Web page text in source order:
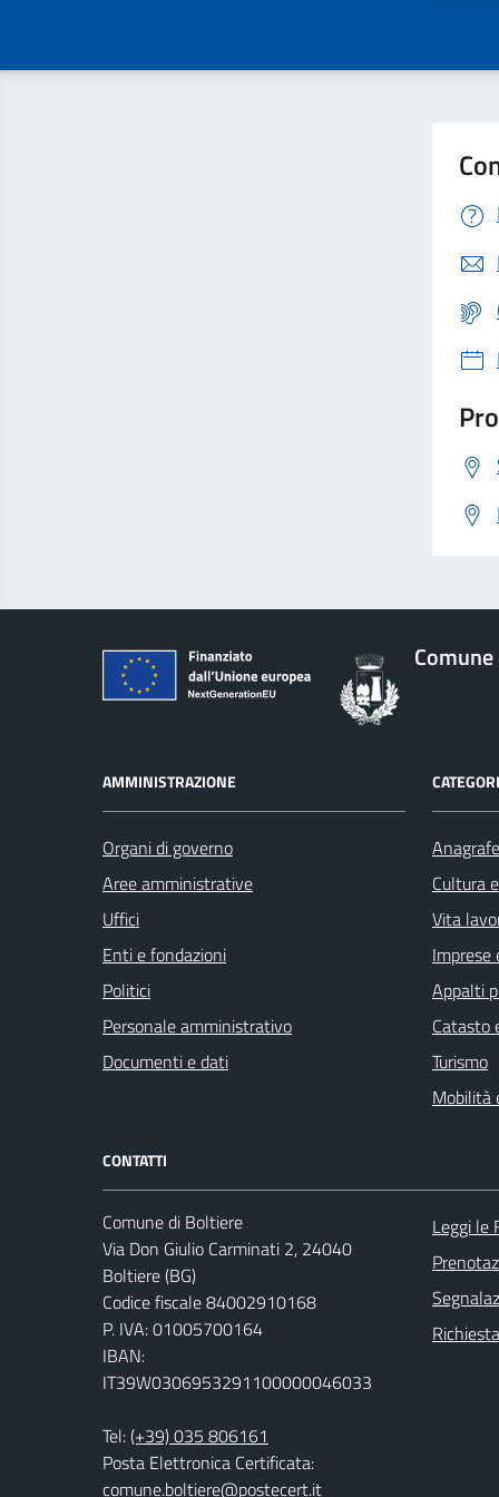
AMMINISTRAZIONE
Organi di governo
Aree amministrative
Uffici
Enti e fondazioni
Politici
Personale amministrativo
Documenti e dati
Cultura
Vita
Imprese
Appalti
Catasto
Turismo
Mobilità
CONTATTI
Comune di Boltiere
Via Don Giulio Carminati 2, 24040
Boltiere (BG)
Codice fiscale 84002910168
P. IVA: 01005700164
IBAN:
IT39W0306953291100000046033
Tel:(+39) 035 806161
Posta Elettronica Certificata:
comune.boltiere@postecert.it
Leggi le